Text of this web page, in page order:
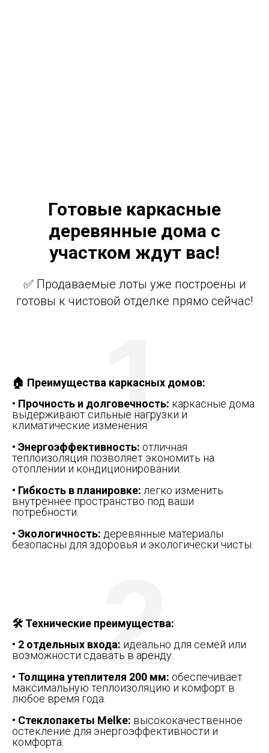
Готовые каркасные
деревянные дома с
участком ждут вас!
✅ Продаваемые лоты уже построены и
готовы к чистовой отделке прямо сейчас!
🏠 Преимущества каркасных домов:
• Прочность и долговечность: каркасные дома
выдерживают сильные нагрузки и
климатические изменения.
• Энергоэффективность: отличная
теплоизоляция позволяет экономить на
отоплении и кондиционировании.
• Гибкость в планировке: легко изменить
внутреннее пространство под ваши
потребности.
• Экологичность: деревянные материалы
безопасны для здоровья и экологически чисты.
1
🛠️ Технические преимущества:
• 2 отдельных входа: идеально для семей или
возможности сдавать в аренду.
• Толщина утеплителя 200 мм: обеспечивает
максимальную теплоизоляцию и комфорт в
любое время года.
• Стеклопакеты Melke: высококачественное
остекление для энергоэффективности и
комфорта.
2